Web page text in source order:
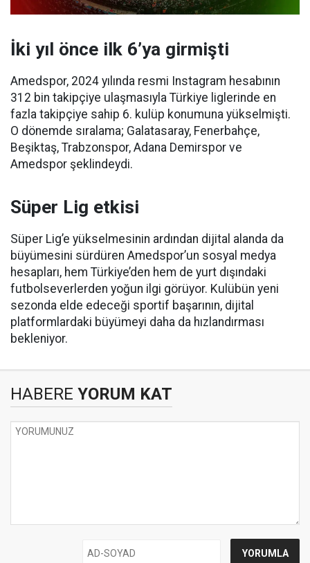
İki yıl önce ilk 6’ya girmişti
Amedspor, 2024 yılında resmi Instagram hesabının
312 bin takipçiye ulaşmasıyla Türkiye liglerinde en
fazla takipçiye sahip 6. kulüp konumuna yükselmişti.
O dönemde sıralama; Galatasaray, Fenerbahçe,
Beşiktaş, Trabzonspor, Adana Demirspor ve
Amedspor şeklindeydi.
Süper Lig etkisi
Süper Lig’e yükselmesinin ardından dijital alanda da
büyümesini sürdüren Amedspor’un sosyal medya
hesapları, hem Türkiye’den hem de yurt dışındaki
futbolseverlerden yoğun ilgi görüyor. Kulübün yeni
sezonda elde edeceği sportif başarının, dijital
platformlardaki büyümeyi daha da hızlandırması
bekleniyor.
HABERE YORUM KAT